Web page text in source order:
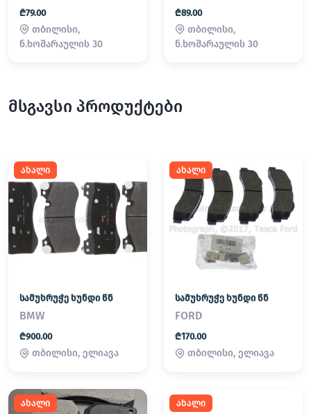
₾79.00
თბილისი,
ნ.ხოშარაულის 30
₾89.00
თბილისი,
ნ.ხოშარაულის 30
მსგავსი პროდუქტები
ახალი
სამუხრუჭე ხუნდი წნ
BMW
₾900.00
თბილისი, ელიავა
ახალი
სამუხრუჭე ხუნდი წნ
FORD
₾170.00
თბილისი, ელიავა
ახალი ახალი